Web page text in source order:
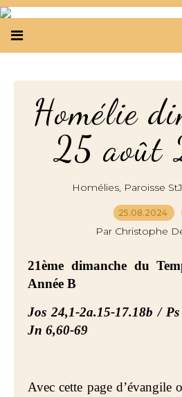
Homélie
25 août
Homélies, Paroisse
25.08.2024
Par Christophe
21ème dimanche du
Année B
Jos 24,1-2a.15-17.18b /
Jn 6,60-69
Avec cette page d’évangile